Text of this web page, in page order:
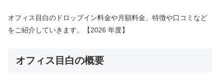
オフィス目白のドロップイン料金や月額料金、特徴や口コミなど
をご紹介していきます。【2026 年度】
オフィス目白の概要